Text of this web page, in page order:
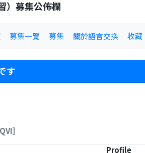
）募集公佈欄
募集一覽 募集 關於語言交換 收藏
す
Profile